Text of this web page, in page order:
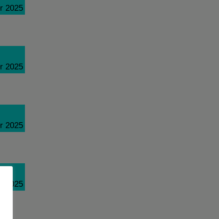
2025
2025
2025
2025